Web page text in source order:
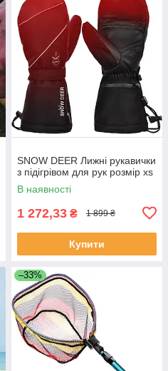
SNOW DEER Лижні рукавички
з підігрівом для рук розмір xs
В наявності
1 272,33 ₴ 1 899 ₴
Купити
–33%